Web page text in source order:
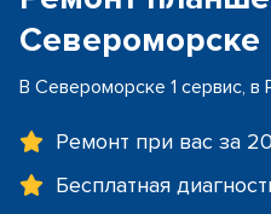
Североморске
В Североморске 1 сервис, в
Ремонт при вас за
Бесплатная